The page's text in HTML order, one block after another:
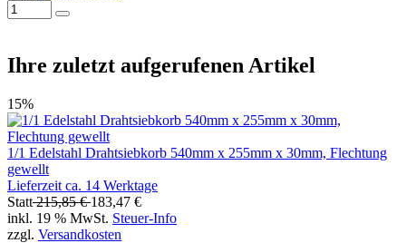
Ihre zuletzt aufgerufenen Artikel
15%
1/1 Edelstahl Drahtsiebkorb 540mm x 255mm x 30mm, Flechtung
gewellt
Lieferzeit ca. 14 Werktage
Statt215,85 €183,47 €
inkl. 19 % MwSt. Steuer-Info
zzgl. Versandkosten